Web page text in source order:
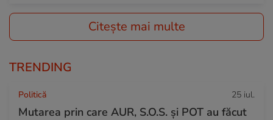
Citește mai multe
TRENDING
Politică 25 iul.
Mutarea prin care AUR, S.O.S. și POT au făcut